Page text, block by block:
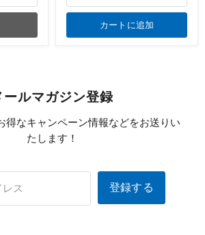
カートに追加
ールマガジン登録
得なキャンペーン情報などをお送りい
たします！
ス 登録する